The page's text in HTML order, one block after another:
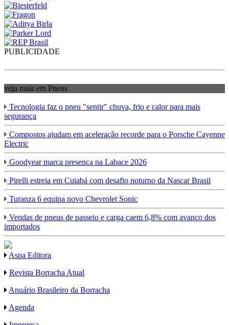
PUBLICIDADE
veja mais em Pneus
Tecnologia faz o pneu "sentir" chuva, frio e calor para mais
segurança
Compostos ajudam em aceleração recorde para o Porsche Cayenne
Electric
Goodyear marca presença na Labace 2026
Pirelli estreia em Cuiabá com desafio noturno da Nascar Brasil
Turanza 6 equipa novo Chevrolet Sonic
Vendas de pneus de passeio e carga caem 6,8% com avanço dos
importados
Aspa Editora
Revista Borracha Atual
Anuário Brasileiro da Borracha
Agenda